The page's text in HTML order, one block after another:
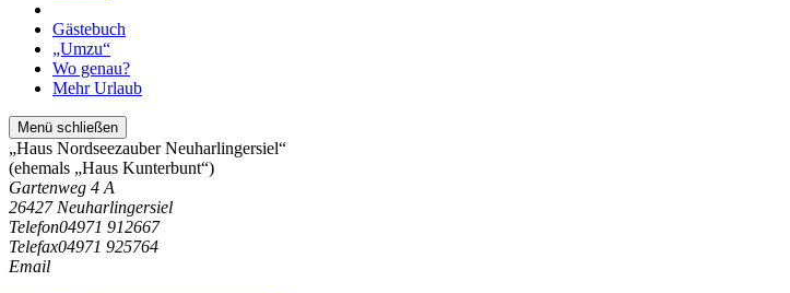
Gästebuch
„Umzu“
Wo genau?
Mehr Urlaub
Menü schließen
„Haus Nordseezauber Neuharlingersiel“
(ehemals „Haus Kunterbunt“)
Gartenweg 4 A
26427 Neuharlingersiel
Telefon04971 912667
Telefax04971 925764
Email